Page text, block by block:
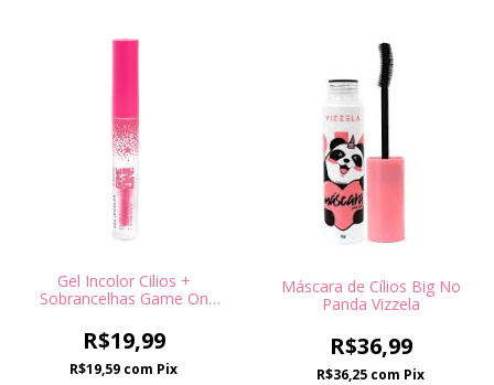
Gel Incolor Cilios +
Sobrancelhas Game On
R$19,99
R$19,59 com Pix
Máscara de Cílios Big No
Panda Vizzela
R$36,99
R$36,25 com Pix